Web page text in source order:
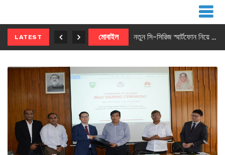
LATEST মোবাইল নতুন সি-সিরিজ স্মার্টফোন নিয়ে আসছে রিয়েলমি